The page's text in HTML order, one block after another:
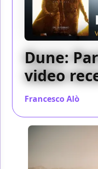
Dune:
video
Francesco Alò